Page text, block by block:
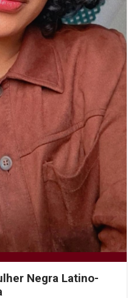
Negra Latino-